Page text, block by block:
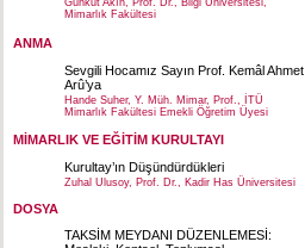
Günkut Akın, Prof. Dr., Bilgi Üniversitesi,
Mimarlık Fakültesi
ANMA
Sevgili Hocamız Sayın Prof. Kemâl Ahmet
Arû’ya
Hande Suher, Y. Müh. Mimar, Prof., İTÜ
Mimarlık Fakültesi Emekli Öğretim Üyesi
MİMARLIK VE EĞİTİM KURULTAYI
Kurultay’ın Düşündürdükleri
Zuhal Ulusoy, Prof. Dr., Kadir Has Üniversitesi
DOSYA
TAKSİM MEYDANI DÜZENLEMESİ: